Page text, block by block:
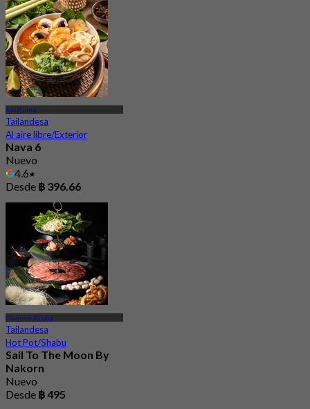
Asiatique
Tailandesa
Al aire libre/Exterior
Nava 6
Nuevo
4.6
Desde ฿ 396.66
Charoen Krung
Tailandesa
Hot Pot/Shabu
Sail To The Moon By
Nakorn
Nuevo
Desde ฿ 495